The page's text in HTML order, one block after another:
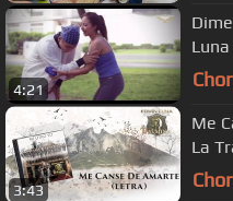
4:21
3:43
Me
La